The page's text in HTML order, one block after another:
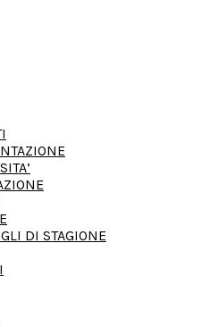
DI STAGIONE